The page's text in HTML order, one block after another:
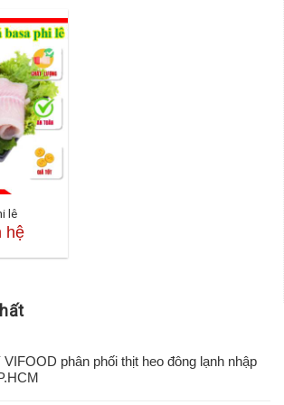
lê
hệ
phân phối thịt heo đông lạnh nhập